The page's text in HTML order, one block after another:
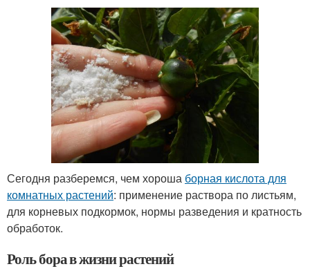
Сегодня разберемся, чем хороша борная кислота для
комнатных растений: применение раствора по листьям,
для корневых подкормок, нормы разведения и кратность
обработок.
Роль бора в жизни растений